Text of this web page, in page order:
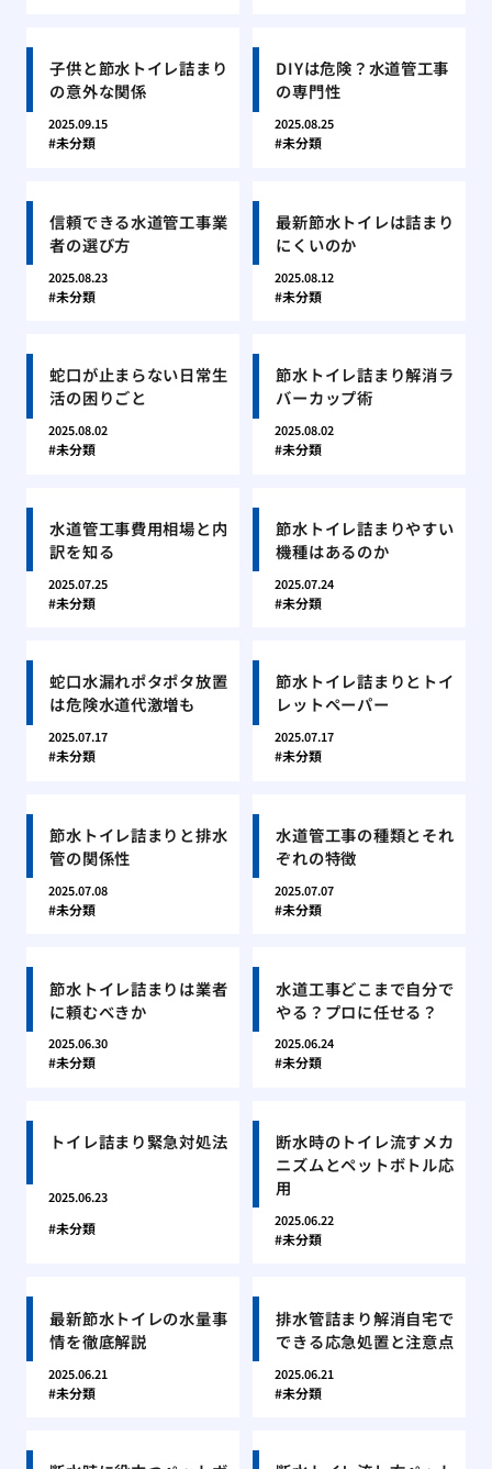
子供と節水トイレ詰まり
の意外な関係
2025.09.15
未分類
DIYは危険？水道管工事
の専門性
2025.08.25
未分類
信頼できる水道管工事業
者の選び方
2025.08.23
未分類
最新節水トイレは詰まり
にくいのか
2025.08.12
未分類
蛇口が止まらない日常生
活の困りごと
2025.08.02
未分類
節水トイレ詰まり解消ラ
バーカップ術
2025.08.02
未分類
水道管工事費用相場と内
訳を知る
2025.07.25
未分類
節水トイレ詰まりやすい
機種はあるのか
2025.07.24
未分類
蛇口水漏れポタポタ放置
は危険水道代激増も
2025.07.17
未分類
節水トイレ詰まりとトイ
レットペーパー
2025.07.17
未分類
節水トイレ詰まりと排水
管の関係性
2025.07.08
未分類
水道管工事の種類とそれ
ぞれの特徴
2025.07.07
未分類
節水トイレ詰まりは業者
に頼むべきか
2025.06.30
未分類
水道工事どこまで自分で
やる？プロに任せる？
2025.06.24
未分類
トイレ詰まり緊急対処法
2025.06.23
未分類
断水時のトイレ流すメカ
ニズムとペットボトル応
用
2025.06.22
未分類
最新節水トイレの水量事
情を徹底解説
2025.06.21
未分類
排水管詰まり解消自宅で
できる応急処置と注意点
2025.06.21
未分類